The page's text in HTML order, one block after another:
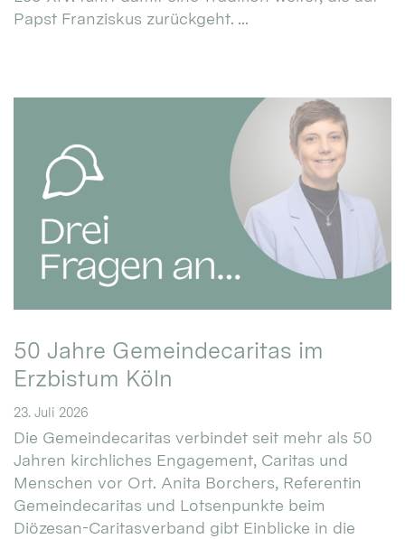
Papst Franziskus zurückgeht. ...
50 Jahre Gemeindecaritas im
Erzbistum Köln
23. Juli 2026
Die Gemeindecaritas verbindet seit mehr als 50
Jahren kirchliches Engagement, Caritas und
Menschen vor Ort. Anita Borchers, Referentin
Gemeindecaritas und Lotsenpunkte beim
Diözesan-Caritasverband gibt Einblicke in die